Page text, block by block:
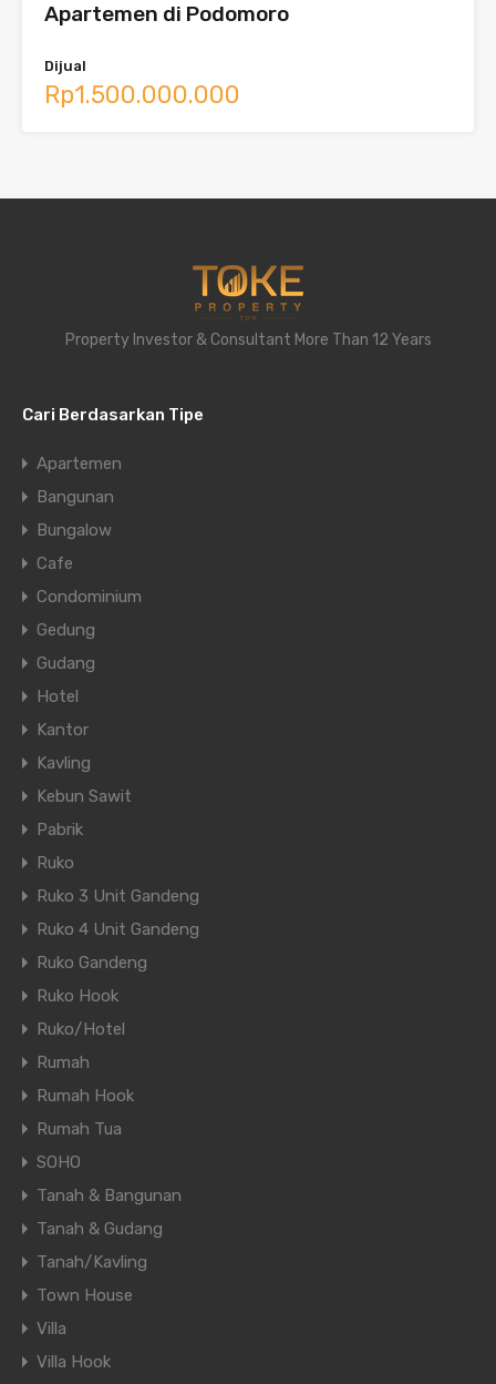
Apartemen di Podomoro
Dijual
Rp1.500.000.000
Property Investor & Consultant More Than 12 Years
Cari Berdasarkan Tipe
Apartemen
Bangunan
Bungalow
Cafe
Condominium
Gedung
Gudang
Hotel
Kantor
Kavling
Kebun Sawit
Pabrik
Ruko
Ruko 3 Unit Gandeng
Ruko 4 Unit Gandeng
Ruko Gandeng
Ruko Hook
Ruko/Hotel
Rumah
Rumah Hook
Rumah Tua
SOHO
Tanah & Bangunan
Tanah & Gudang
Tanah/Kavling
Town House
Villa
Villa Hook